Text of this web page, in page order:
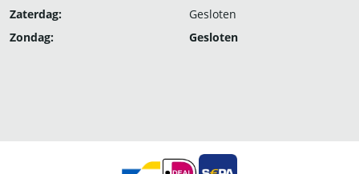
Zaterdag:
Gesloten
Zondag:
Gesloten